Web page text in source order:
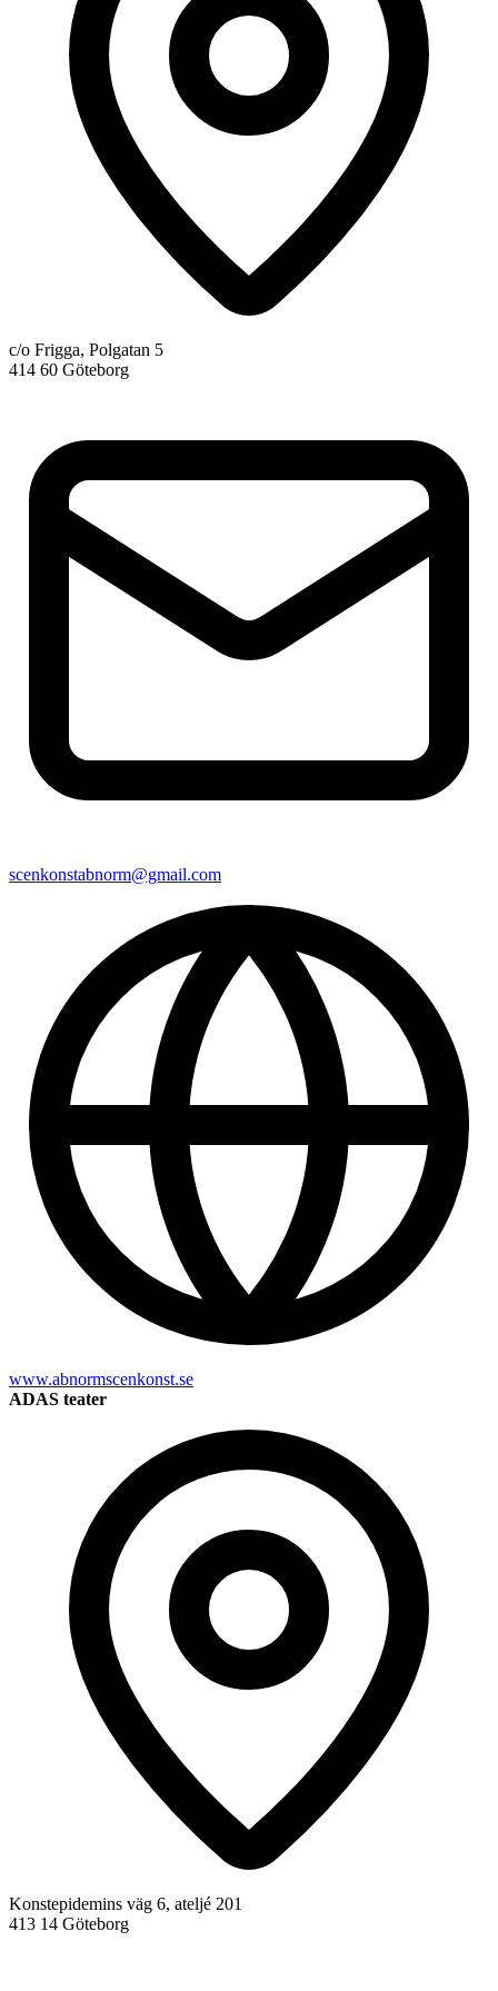
c/o Frigga, Polgatan 5
414 60 Göteborg
scenkonstabnorm@gmail.com
www.abnormscenkonst.se
ADAS teater
Konstepidemins väg 6, ateljé 201
413 14 Göteborg